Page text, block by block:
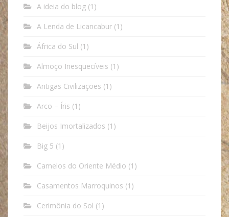
A ideia do blog (1)
A Lenda de Licancabur (1)
África do Sul (1)
Almoço Inesquecíveis (1)
Antigas Civilizações (1)
Arco – Íris (1)
Beijos Imortalizados (1)
Big 5 (1)
Camelos do Oriente Médio (1)
Casamentos Marroquinos (1)
Cerimônia do Sol (1)